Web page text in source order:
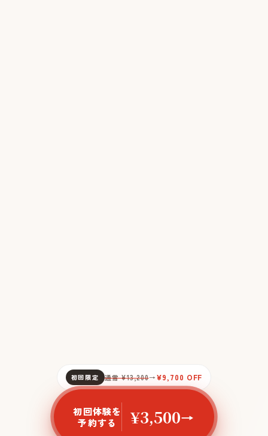
初回限定 通常 ¥13,200→¥9,700 OFF
初回体験を
予約する
¥3,500→